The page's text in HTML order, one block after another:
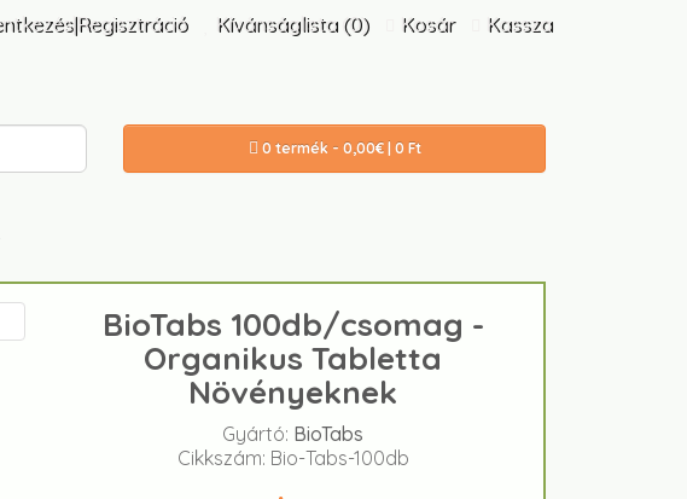
Kívánságlista (0) Kosár Kassza
0 termék - 0,00€ | 0 Ft
BioTabs 100db/csomag -
Organikus Tabletta
Növényeknek
Gyártó: BioTabs
Cikkszám: Bio-Tabs-100db